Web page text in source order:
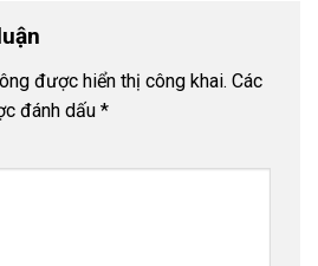
được hiển thị công khai. Các
đánh dấu *